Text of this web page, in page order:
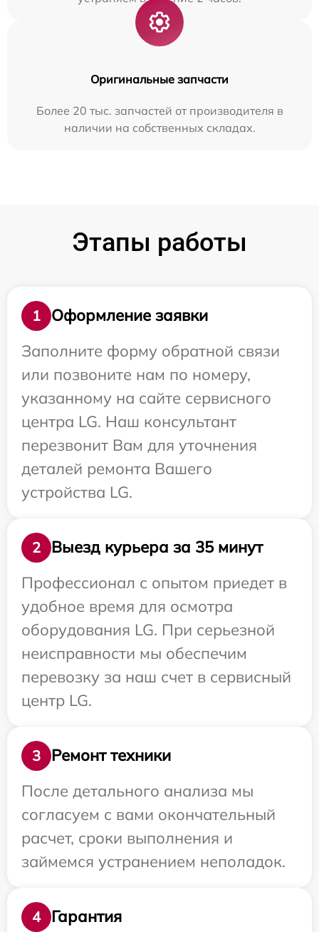
Оригинальные запчасти
Более 20 тыс. запчастей от производителя в
наличии на собственных складах.
Этапы работы
1
Оформление заявки
Заполните форму обратной связи
или позвоните нам по номеру,
указанному на сайте сервисного
центра LG. Наш консультант
перезвонит Вам для уточнения
деталей ремонта Вашего
устройства LG.
2
Выезд курьера за 35 минут
Профессионал с опытом приедет в
удобное время для осмотра
оборудования LG. При серьезной
неисправности мы обеспечим
перевозку за наш счет в сервисный
центр LG.
3
Ремонт техники
После детального анализа мы
согласуем с вами окончательный
расчет, сроки выполнения и
займемся устранением неполадок.
4 Гарантия